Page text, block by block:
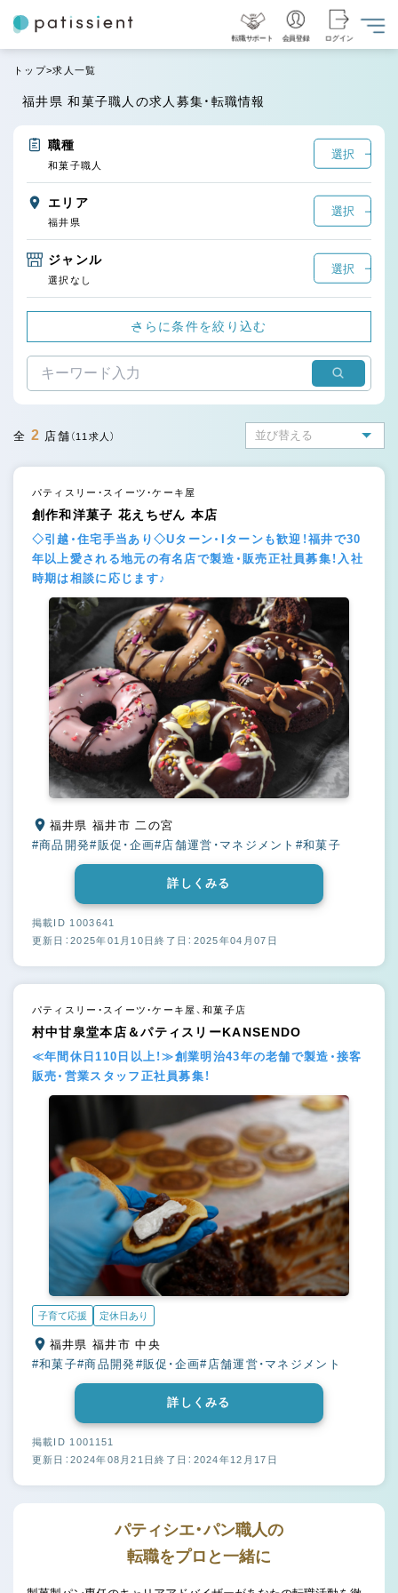
転職サポート 会員登録 ログイン
トップ 求人一覧
福井県 和菓子職人の求人募集・転職情報
職種
選択
和菓子職人
エリア
選択
福井県
ジャンル
選択
選択なし
さらに条件を絞り込む
全 2 店舗 （11求人）
パティスリー・スイーツ・ケーキ屋
創作和洋菓子 花えちぜん 本店
◇引越・住宅手当あり◇Uターン・Iターンも歓迎！福井で30
年以上愛される地元の有名店で製造・販売正社員募集！入社
時期は相談に応じます♪
福井県 福井市 二の宮
#商品開発#販促・企画#店舗運営・マネジメント #和菓子
詳しくみる
掲載ID 1003641
更新日：2025年01月10日終了日：2025年04月07日
パティスリー・スイーツ・ケーキ屋、和菓子店
村中甘泉堂本店＆パティスリーKANSENDO
≪年間休日110日以上！≫創業明治43年の老舗で製造・接客
販売・営業スタッフ正社員募集！
子育て応援 定休日あり
福井県 福井市 中央
#和菓子#商品開発#販促・企画#店舗運営・マネジメント
詳しくみる
掲載ID 1001151
更新日：2024年08月21日終了日：2024年12月17日
パティシエ・パン職人の
転職をプロと一緒に